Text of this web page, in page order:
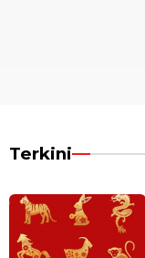
Terkini